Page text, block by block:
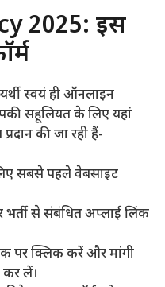
2025: इस
स्वयं ही ऑनलाइन
सहूलियत के लिए यहां
की जा रही हैं-
सबसे पहले वेबसाइट
से संबंधित अप्लाई लिंक
पर क्लिक करें और मांगी
लें।